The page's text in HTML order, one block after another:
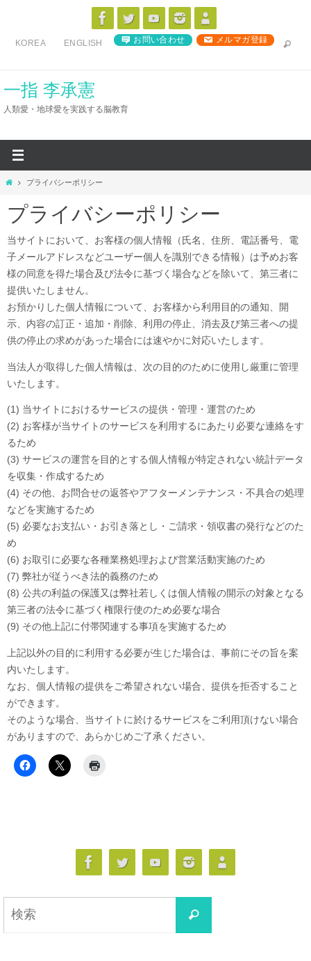
ス
KOREA ENGLISH お問い合わせ メルマガ登録
一指 李承憲
人類愛・地球愛を実践する脳教育
ホ
ム
プライバシーポリシー
プライバシーポリシー
当サイトにおいて、お客様の個人情報（氏名、住所、電話番号、電
子メールアドレスなどユーザー個人を識別できる情報）は予めお客
様の同意を得た場合及び法令に基づく場合などを除いて、第三者に
提供いたしません。
お預かりした個人情報について、お客様から利用目的の通知、開
示、内容の訂正・追加・削除、利用の停止、消去及び第三者への提
供の停止の求めがあった場合には速やかに対応いたします。
当法人が取得した個人情報は、次の目的のために使用し厳重に管理
いたします。
(1) 当サイトにおけるサービスの提供・管理・運営のため
(2) お客様が当サイトのサービスを利用するにあたり必要な連絡をす
るため
(3) サービスの運営を目的とする個人情報が特定されない統計データ
を収集・作成するため
(4) その他、お問合せの返答やアフターメンテナンス・不具合の処理
などを実施するため
(5) 必要なお支払い・お引き落とし・ご請求・領収書の発行などのた
め
(6) お取引に必要な各種業務処理および営業活動実施のため
(7) 弊社が従うべき法的義務のため
(8) 公共の利益の保護又は弊社若しくは個人情報の開示の対象となる
第三者の法令に基づく権限行使のため必要な場合
(9) その他上記に付帯関連する事項を実施するため
上記以外の目的に利用する必要が生じた場合は、事前にその旨を案
内いたします。
なお、個人情報の提供をご希望されない場合、提供を拒否すること
ができます。
そのような場合、当サイトに於けるサービスをご利用頂けない場合
がありますので、あらかじめご了承ください。
検
索